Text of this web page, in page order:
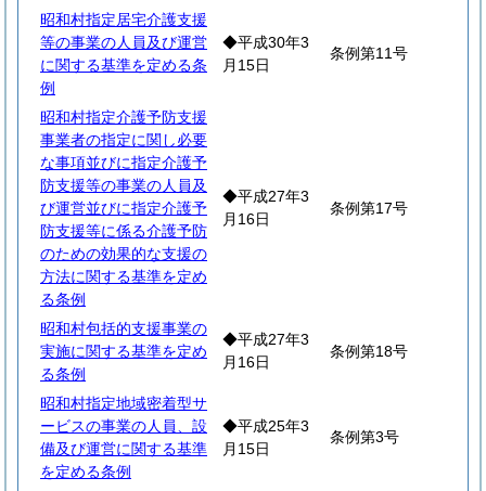
昭和村指定居宅介護支援
等の事業の人員及び運営
に関する基準を定める条
例
◆平成30年3
月15日
条例第11号
昭和村指定介護予防支援
事業者の指定に関し必要
な事項並びに指定介護予
防支援等の事業の人員及
び運営並びに指定介護予
防支援等に係る介護予防
のための効果的な支援の
方法に関する基準を定め
る条例
◆平成27年3
月16日
条例第17号
昭和村包括的支援事業の
実施に関する基準を定め
る条例
◆平成27年3
月16日
条例第18号
昭和村指定地域密着型サ
ービスの事業の人員、設
備及び運営に関する基準
を定める条例
◆平成25年3
月15日
条例第3号